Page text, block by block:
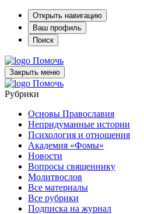
Открыть навигацию
Ваш профиль
Поиск
Помочь
Закрыть меню
Помочь
Рубрики
Основы Православия
Непридуманные истории
Психология и отношения
Академия «Фомы»
Новости
Вопросы священнику
Молитвослов
Все материалы
Все рубрики
Подписка на журнал